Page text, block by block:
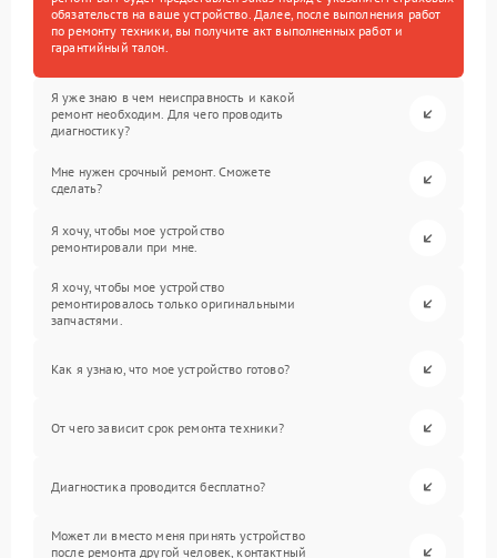
обязательств на ваше устройство. Далее, после выполнения работ
по ремонту техники, вы получите акт выполненных работ и
гарантийный талон.
Я уже знаю в чем неисправность и какой
ремонт необходим. Для чего проводить
диагностику?
Мне нужен срочный ремонт. Сможете
сделать?
Я хочу, чтобы мое устройство
ремонтировали при мне.
Я хочу, чтобы мое устройство
ремонтировалось только оригинальными
запчастями.
Как я узнаю, что мое устройство готово?
От чего зависит срок ремонта техники?
Диагностика проводится бесплатно?
Может ли вместо меня принять устройство
после ремонта другой человек, контактный